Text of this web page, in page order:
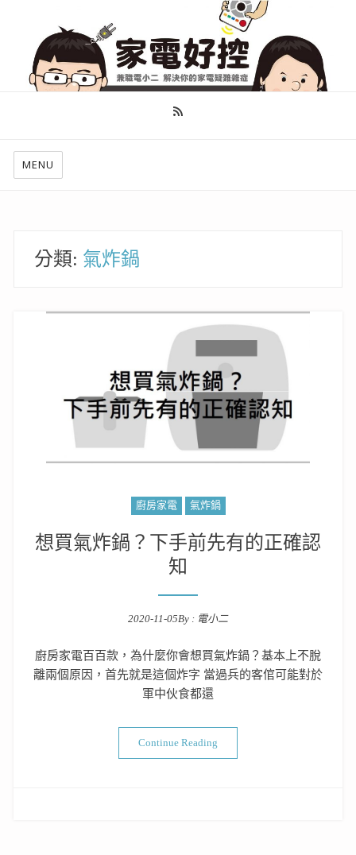
幫你做好功課，看了就知怎麼找出適合自己的家電
MENU
分類: 氣炸鍋
廚房家電 氣炸鍋
想買氣炸鍋？下手前先有的正確認
知
2020-11-05By : 電小二
廚房家電百百款，為什麼你會想買氣炸鍋？基本上不脫
離兩個原因，首先就是這個炸字 當過兵的客倌可能對於
軍中伙食都還
Continue Reading